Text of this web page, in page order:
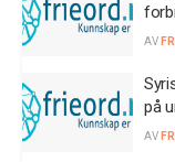
AV
på
AV